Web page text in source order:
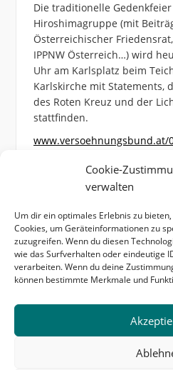
Cookie-
verwalten
Um dir ein optimales Erlebnis zu
Cookies, um Geräteinformationen zu
zuzugreifen. Wenn du diesen
wie das Surfverhalten oder eindeutige
verarbeiten. Wenn du deine
können bestimmte Merkmale und
Die traditionelle
Hiroshimagruppe (mit
Österreichischer
IPPNW Österreich…) wird
Uhr am Karlsplatz beim
Karlskirche mit Statements,
des Roten Kreuz und der
stattfinden.
www.versoehnungsbund.at/
Startseite
Datenschutzerklärung